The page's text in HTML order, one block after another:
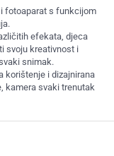
fotoaparat s funkcijom
efekata, djeca
svoju kreativnost i
snimak.
korištenje i dizajnirana
kamera svaki trenutak